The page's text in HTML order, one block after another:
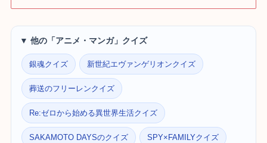
▼ 他の「アニメ・マンガ」クイズ
銀魂クイズ 新世紀エヴァンゲリオンクイズ
葬送のフリーレンクイズ
Re:ゼロから始める異世界生活クイズ
SAKAMOTO DAYSのクイズ SPY×FAMILYクイズ